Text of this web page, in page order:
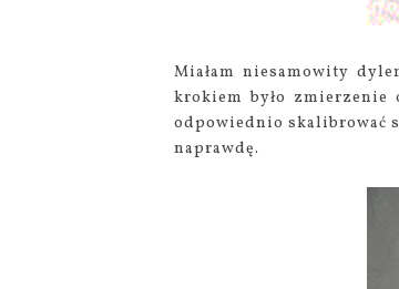
Miałam niesamowity
krokiem było zmierzenie
odpowiednio skalibrować
naprawdę.